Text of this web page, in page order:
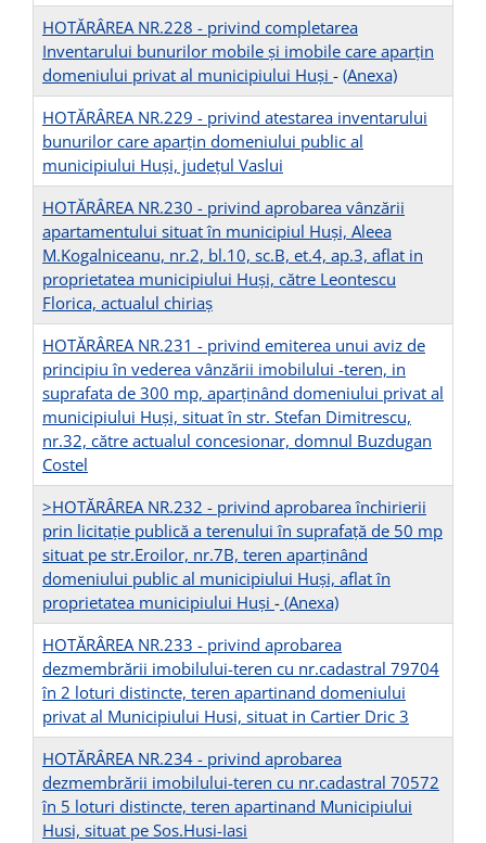
HOTĂRÂREA NR.228 - privind completarea
Inventarului bunurilor mobile şi imobile care aparțin
domeniului privat al municipiului Huși - (Anexa)
HOTĂRÂREA NR.229 - privind atestarea inventarului
bunurilor care aparţin domeniului public al
municipiului Huşi, județul Vaslui
HOTĂRÂREA NR.230 - privind aprobarea vânzării
apartamentului situat în municipiul Huşi, Aleea
M.Kogalniceanu, nr.2, bl.10, sc.B, et.4, ap.3, aflat in
proprietatea municipiului Huși, către Leontescu
Florica, actualul chiriaş
HOTĂRÂREA NR.231 - privind emiterea unui aviz de
principiu în vederea vânzării imobilului -teren, in
suprafata de 300 mp, aparținând domeniului privat al
municipiului Huşi, situat în str. Stefan Dimitrescu,
nr.32, către actualul concesionar, domnul Buzdugan
Costel
>HOTĂRÂREA NR.232 - privind aprobarea închirierii
prin licitaţie publică a terenului în suprafaţă de 50 mp
situat pe str.Eroilor, nr.7B, teren aparţinând
domeniului public al municipiului Huşi, aflat în
proprietatea municipiului Huşi - (Anexa)
HOTĂRÂREA NR.233 - privind aprobarea
dezmembrării imobilului-teren cu nr.cadastral 79704
în 2 loturi distincte, teren apartinand domeniului
privat al Municipiului Husi, situat in Cartier Dric 3
HOTĂRÂREA NR.234 - privind aprobarea
dezmembrării imobilului-teren cu nr.cadastral 70572
în 5 loturi distincte, teren apartinand Municipiului
Husi, situat pe Sos.Husi-Iasi